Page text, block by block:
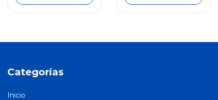
Categorías
Inicio